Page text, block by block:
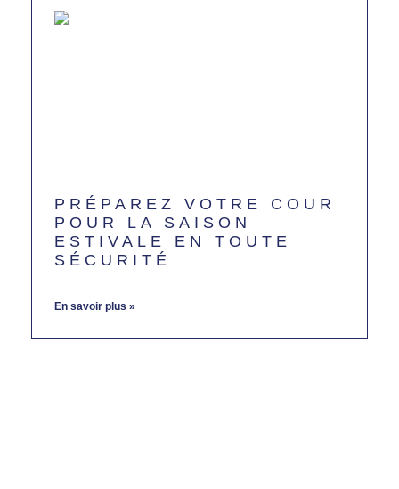
PRÉPAREZ VOTRE COUR
POUR LA SAISON
ESTIVALE EN TOUTE
SÉCURITÉ
En savoir plus »